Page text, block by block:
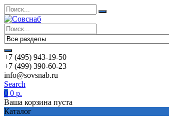
+7 (495) 943-19-50
+7 (499) 390-60-23
info@sovsnab.ru
Search
0 0 р.
Ваша корзина пуста
Каталог